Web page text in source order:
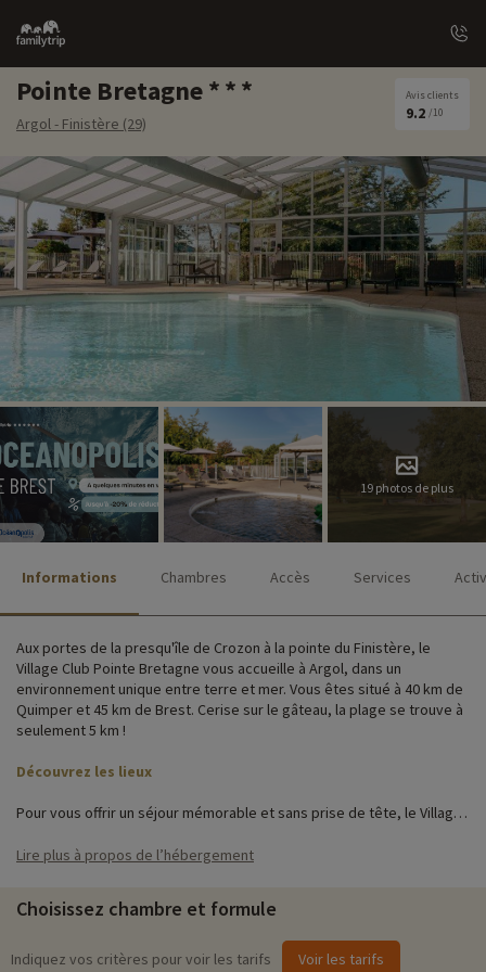
Family
trip
Pointe Bretagne
Argol - Finistère (29)
Avis clients
9.2 /10
19 photos de plus
Informations Chambres Accès Services
Aux portes de la presqu'île de Crozon à la pointe du Finistère, le
Village Club Pointe Bretagne vous accueille à Argol, dans un
environnement unique entre terre et mer. Vous êtes situé à 40 km de
Quimper et 45 km de Brest. Cerise sur le gâteau, la plage se trouve à
seulement 5 km !
Découvrez les lieux
Pour vous offrir un séjour mémorable et sans prise de tête, le Village
bassin enfant, un parking, l'accès wifi, une laverie, un service de
Le Village Club est composé de locations de vacances réparties sur
un site agréable et boisé. Toutes confortables et entièrement
Lire plus à propos de l’hébergement
Choisissez chambre et formule
Indiquez vos critères pour voir les tarifs Voir les tarifs